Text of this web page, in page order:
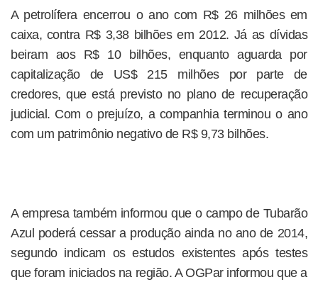
A petrolífera encerrou o ano com R$ 26 milhões em
caixa, contra R$ 3,38 bilhões em 2012. Já as dívidas
beiram aos R$ 10 bilhões, enquanto aguarda por
capitalização de US$ 215 milhões por parte de
credores, que está previsto no plano de recuperação
judicial. Com o prejuízo, a companhia terminou o ano
com um patrimônio negativo de R$ 9,73 bilhões.
A empresa também informou que o campo de Tubarão
Azul poderá cessar a produção ainda no ano de 2014,
segundo indicam os estudos existentes após testes
que foram iniciados na região. A OGPar informou que a